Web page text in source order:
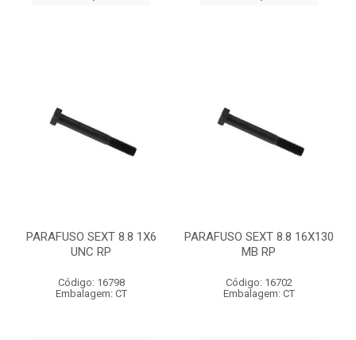
PARAFUSO SEXT 8.8 1X6
UNC RP
Código: 16798
Embalagem: CT
PARAFUSO SEXT 8.8 16X130
MB RP
Código: 16702
Embalagem: CT